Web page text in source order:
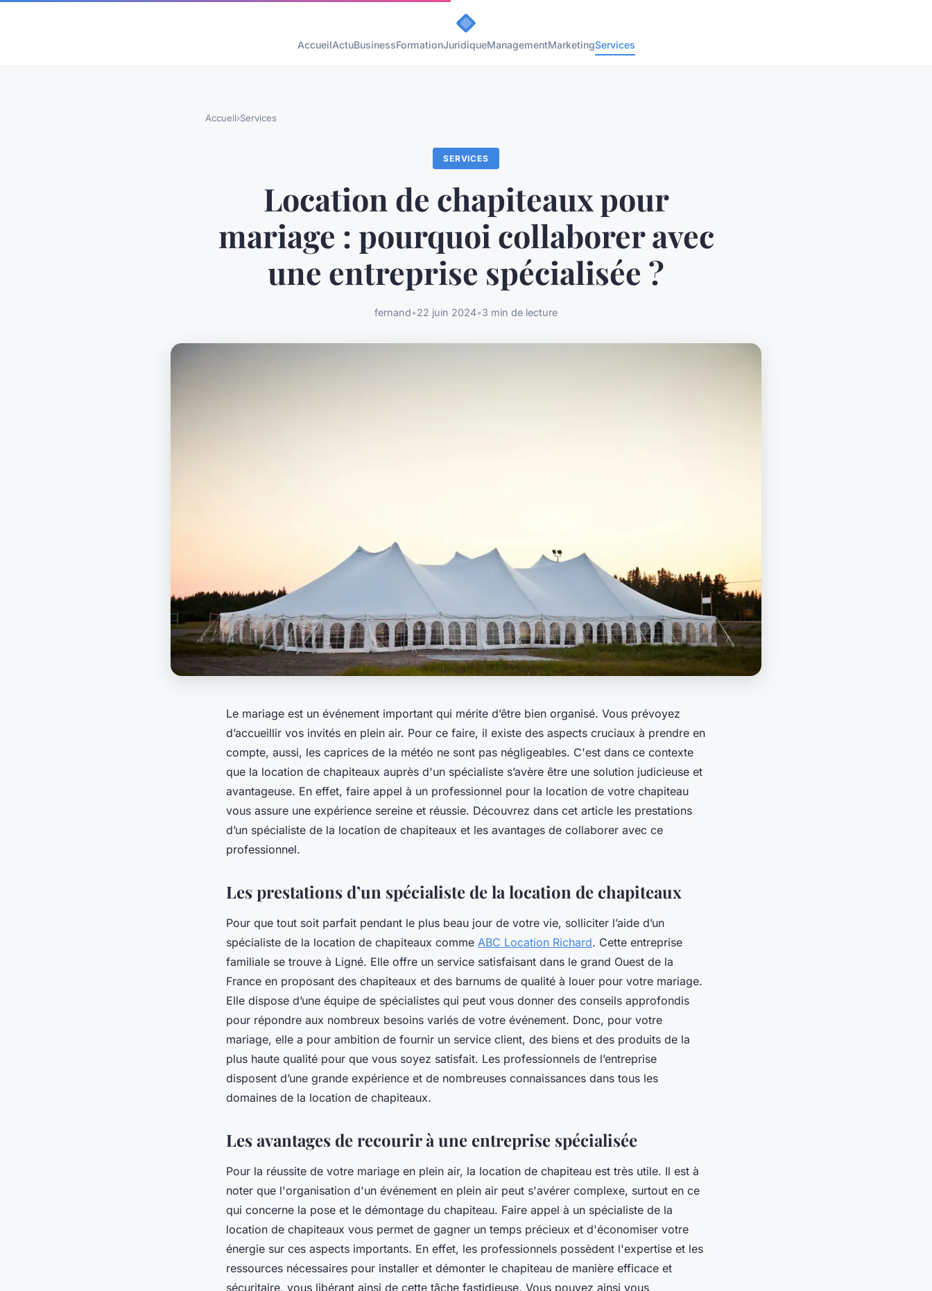
AccueilActuBusinessFormationJuridiqueManagementMarketingServices
Accueil›Services
SERVICES
Location de chapiteaux pour
mariage : pourquoi collaborer avec
une entreprise spécialisée ?
fernand•22 juin 2024•3 min de lecture
Le mariage est un événement important qui mérite d’être bien organisé. Vous prévoyez
d’accueillir vos invités en plein air. Pour ce faire, il existe des aspects cruciaux à prendre en
compte, aussi, les caprices de la météo ne sont pas négligeables. C'est dans ce contexte
que la location de chapiteaux auprès d'un spécialiste s’avère être une solution judicieuse et
avantageuse. En effet, faire appel à un professionnel pour la location de votre chapiteau
vous assure une expérience sereine et réussie. Découvrez dans cet article les prestations
d’un spécialiste de la location de chapiteaux et les avantages de collaborer avec ce
professionnel.
Les prestations d’un spécialiste de la location de chapiteaux
Pour que tout soit parfait pendant le plus beau jour de votre vie, solliciter l’aide d’un
spécialiste de la location de chapiteaux comme ABC Location Richard. Cette entreprise
familiale se trouve à Ligné. Elle offre un service satisfaisant dans le grand Ouest de la
France en proposant des chapiteaux et des barnums de qualité à louer pour votre mariage.
Elle dispose d’une équipe de spécialistes qui peut vous donner des conseils approfondis
pour répondre aux nombreux besoins variés de votre événement. Donc, pour votre
mariage, elle a pour ambition de fournir un service client, des biens et des produits de la
plus haute qualité pour que vous soyez satisfait. Les professionnels de l’entreprise
disposent d’une grande expérience et de nombreuses connaissances dans tous les
domaines de la location de chapiteaux.
Les avantages de recourir à une entreprise spécialisée
Pour la réussite de votre mariage en plein air, la location de chapiteau est très utile. Il est à
noter que l'organisation d'un événement en plein air peut s'avérer complexe, surtout en ce
qui concerne la pose et le démontage du chapiteau. Faire appel à un spécialiste de la
location de chapiteaux vous permet de gagner un temps précieux et d'économiser votre
énergie sur ces aspects importants. En effet, les professionnels possèdent l'expertise et les
ressources nécessaires pour installer et démonter le chapiteau de manière efficace et
sécuritaire, vous libérant ainsi de cette tâche fastidieuse. Vous pouvez ainsi vous